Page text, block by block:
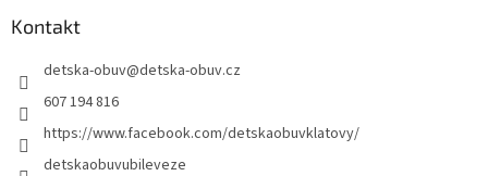
Kontakt
detska-obuv@detska-obuv.cz
607 194 816
https://www.facebook.com/detskaobuvklatovy/
detskaobuvubileveze